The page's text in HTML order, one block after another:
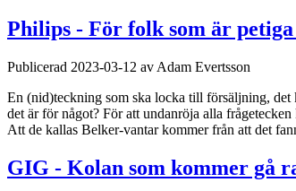
Philips - För folk som är
Publicerad 2023-03-12 av Adam Evertsson
En (nid)teckning som ska locka till försäljning, det
det är för något? För att undanröja alla
Att de kallas Belker-vantar kommer från att det
GIG - Kolan som kommer gå